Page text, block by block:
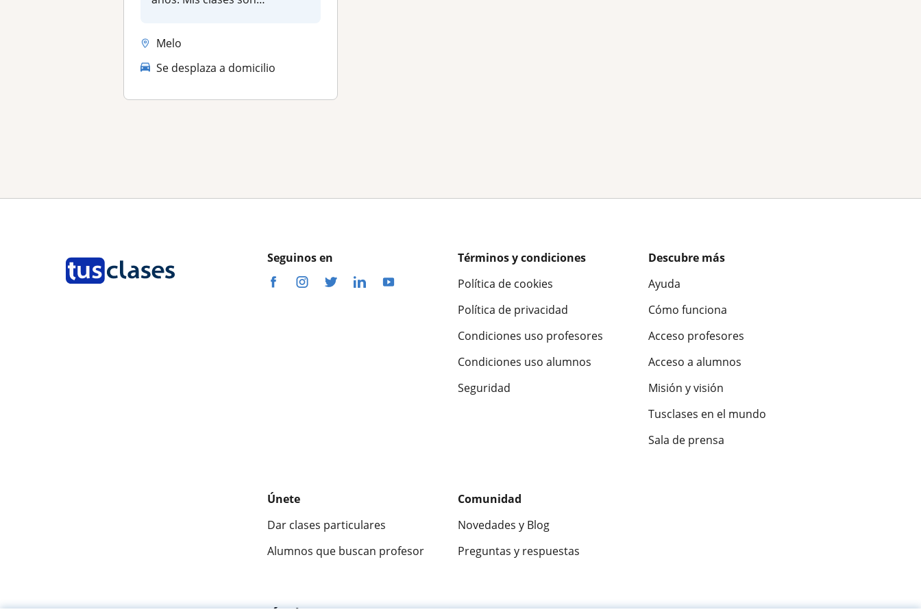
Melo
Se desplaza a domicilio
Seguinos en
Términos y condiciones
Política de cookies
Política de privacidad
Condiciones uso profesores
Condiciones uso alumnos
Seguridad
Descubre más
Ayuda
Cómo funciona
Acceso profesores
Acceso a alumnos
Misión y visión
Tusclases en el mundo
Sala de prensa
Únete
Dar clases particulares
Alumnos que buscan profesor
Comunidad
Novedades y Blog
Preguntas y respuestas